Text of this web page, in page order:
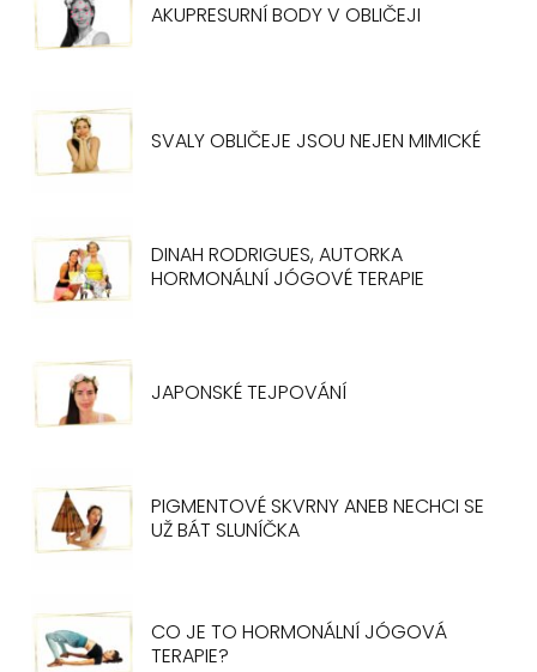
AKUPRESURNÍ BODY V OBLIČEJI
SVALY OBLIČEJE JSOU NEJEN MIMICKÉ
DINAH RODRIGUES, AUTORKA
HORMONÁLNÍ JÓGOVÉ TERAPIE
JAPONSKÉ TEJPOVÁNÍ
PIGMENTOVÉ SKVRNY ANEB NECHCI SE
UŽ BÁT SLUNÍČKA
CO JE TO HORMONÁLNÍ JÓGOVÁ
TERAPIE?